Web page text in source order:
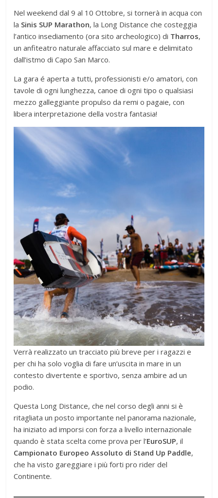
Nel weekend dal 9 al 10 Ottobre, si tornerà in acqua con
la Sinis SUP Marathon, la Long Distance che costeggia
l’antico insediamento (ora sito archeologico) di Tharros,
un anfiteatro naturale affacciato sul mare e delimitato
dall’istmo di Capo San Marco.
La gara é aperta a tutti, professionisti e/o amatori, con
tavole di ogni lunghezza, canoe di ogni tipo o qualsiasi
mezzo galleggiante propulso da remi o pagaie, con
libera interpretazione della vostra fantasia!
Verrà realizzato un tracciato più breve per i ragazzi e
per chi ha solo voglia di fare un’uscita in mare in un
contesto divertente e sportivo, senza ambire ad un
podio.
Questa Long Distance, che nel corso degli anni si è
ritagliata un posto importante nel panorama nazionale,
ha iniziato ad imporsi con forza a livello internazionale
quando è stata scelta come prova per l’EuroSUP, il
Campionato Europeo Assoluto di Stand Up Paddle,
che ha visto gareggiare i più forti pro rider del
Continente.